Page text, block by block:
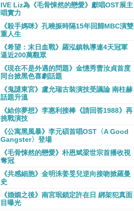
IVE Liz為《毛骨悚然的戀愛》獻唱OST展主
唱實力
《殺手媽咪》孔曉振時隔15年回歸MBC演雙
重人生
《希望：末日血戰》羅泓鎮執導連4天冠軍
逼近200萬觀眾
《現在不是外遇的問題》金憓秀曹汝貞首度
同台掀黑色喜劇話題
《鬼謎東宮》盧允瑞古裝演技受議論 南柱赫
話題升溫
《給你夢想》李惠利接棒《請回答1988》再
挑戰演技
《公寓黑風暴》李元碩首唱OST〈A Good
Gangster〉登場
《毛骨悚然的戀愛》朴恩斌梁世宗首播收視
奪冠
《共感細胞》金明洙姜旻兒逆向接吻掀羅曼
史
《婚姻之後》南宮珉鎖定許在日 綁架犯真面
目曝光